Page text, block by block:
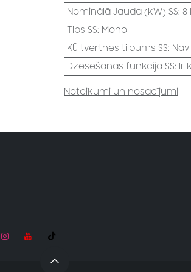
Nominālā Jauda (kW) SS: 8
Tips SS: Mono
KŪ tvertnes tilpums SS:
Dzesēšanas funkcija SS: Ir
Noteikumi un nosacījumi